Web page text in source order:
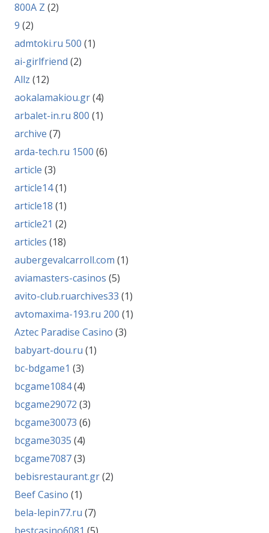
800A Z (2)
9 (2)
admtoki.ru 500 (1)
ai-girlfriend (2)
Allz (12)
aokalamakiou.gr(4)
arbalet-in.ru 800 (1)
archive (7)
arda-tech.ru 1500 (6)
article (3)
article14(1)
article18 (1)
article21 (2)
articles (18)
aubergevalcarroll.com (1)
aviamasters-casinos (5)
avito-club.ruarchives33 (1)
avtomaxima-193.ru 200 (1)
Aztec Paradise Casino (3)
babyart-dou.ru (1)
bc-bdgame1 (3)
bcgame1084(4)
bcgame29072 (3)
bcgame30073 (6)
bcgame3035 (4)
bcgame7087(3)
bebisrestaurant.gr(2)
Beef Casino (1)
bela-lepin77.ru (7)